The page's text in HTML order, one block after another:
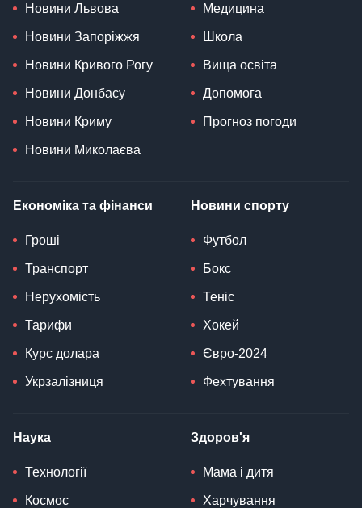
Новини Львова
Новини Запоріжжя
Новини Кривого Рогу
Новини Донбасу
Новини Криму
Новини Миколаєва
Медицина
Школа
Вища освіта
Допомога
Прогноз погоди
Економіка та фінанси
Гроші
Транспорт
Нерухомість
Тарифи
Курс долара
Укрзалізниця
Новини спорту
Футбол
Бокс
Теніс
Хокей
Євро-2024
Фехтування
Наука
Технології
Космос
Здоров'я
Мама і дитя
Харчування